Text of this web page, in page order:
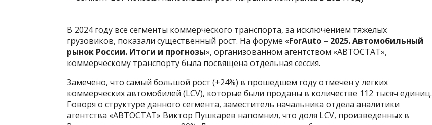
В 2024 году все сегменты коммерческого транспорта, за исключением тяжелых
грузовиков, показали существенный рост. На форуме «ForAuto – 2025. Автомобильный
рынок России. Итоги и прогнозы», организованном агентством «АВТОСТАТ»,
коммерческому транспорту была посвящена отдельная сессия.
Замечено, что самый большой рост (+24%) в прошедшем году отмечен у легких
коммерческих автомобилей (LCV), которые были проданы в количестве 112 тысяч единиц.
Говоря о структуре данного сегмента, заместитель начальника отдела аналитики
агентства «АВТОСТАТ» Виктор Пушкарев напомнил, что доля LCV, произведенных в